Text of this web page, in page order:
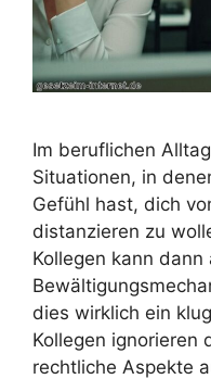
Im beruflichen
Situationen, in
Gefühl hast, dich
distanzieren zu
Kollegen kann
dies wirklich ein
Kollegen
rechtliche Aspekte